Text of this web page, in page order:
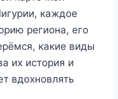
каждое
региона, его
какие виды
их история и
вдохновлять